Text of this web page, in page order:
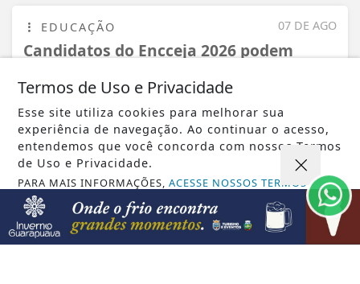
07 DE AGO
EDUCAÇÃO
Candidatos do Encceja 2026 podem
Termos de Uso e Privacidade
Esse site utiliza cookies para melhorar sua
experiência de navegação. Ao continuar o acesso,
entendemos que você concorda com nossos Termos
de Uso e Privacidade.
PARA MAIS INFORMAÇÕES,ACESSE NOSSOS TERMOS
CLICANDO AQUI
PROSSEGUIR